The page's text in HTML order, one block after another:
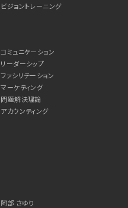
ビジョントレーニング
コミュニケーション
リーダーシップ
ファシリテーション
マーケティング
問題解決理論
アカウンティング
阿部 さゆり